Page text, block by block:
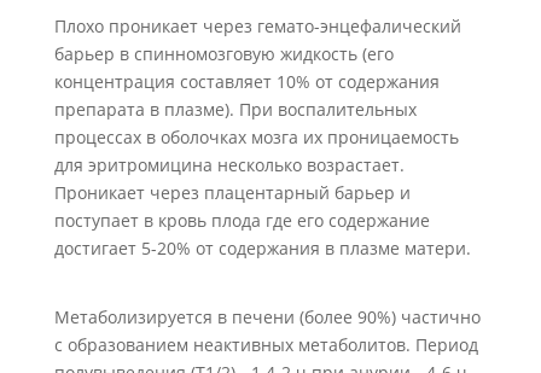
Плохо проникает через гемато-энцефалический
барьер в спинномозговую жидкость (его
концентрация составляет 10% от содержания
препарата в плазме). При воспалительных
процессах в оболочках мозга их проницаемость
для эритромицина несколько возрастает.
Проникает через плацентарный барьер и
поступает в кровь плода где его содержание
достигает 5-20% от содержания в плазме матери.
Метаболизируется в печени (более 90%) частично
с образованием неактивных метаболитов. Период